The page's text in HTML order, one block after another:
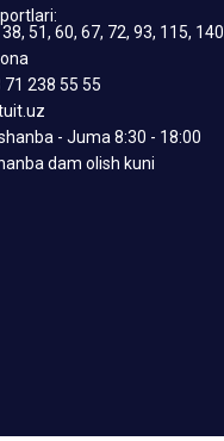
51, 60, 67, 72, 93, 115, 140
238 55 55
- Juma 8:30 - 18:00
dam olish kuni